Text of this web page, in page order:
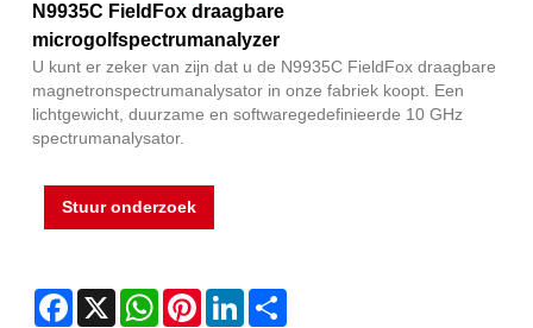
N9935C FieldFox draagbare
microgolfspectrumanalyzer
U kunt er zeker van zijn dat u de N9935C FieldFox draagbare
magnetronspectrumanalysator in onze fabriek koopt. Een
lichtgewicht, duurzame en softwaregedefinieerde 10 GHz
spectrumanalysator.
Stuur onderzoek
Facebook
X WhatsAppPinterestLinkedIn